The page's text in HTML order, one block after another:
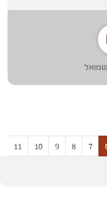
שמואל
7
8
9
10
11